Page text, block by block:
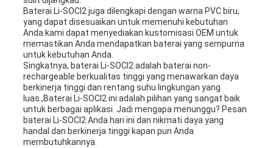
Baterai Li-SOCl2 juga dilengkapi dengan warna PVC biru,
yang dapat disesuaikan untuk memenuhi kebutuhan
Anda.kami dapat menyediakan kustomisasi OEM untuk
memastikan Anda mendapatkan baterai yang sempurna
untuk kebutuhan Anda.
Singkatnya, baterai Li-SOCl2 adalah baterai non-
rechargeable berkualitas tinggi yang menawarkan daya
berkinerja tinggi dan rentang suhu lingkungan yang
luas.,Baterai Li-SOCl2 ini adalah pilihan yang sangat baik
untuk berbagai aplikasi. Jadi mengapa menunggu? Pesan
baterai Li-SOCl2 Anda hari ini dan nikmati daya yang
handal dan berkinerja tinggi kapan pun Anda
membutuhkannya.